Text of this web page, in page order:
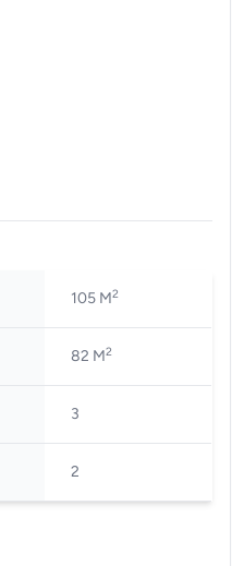
105 M2
82 M2
3
2